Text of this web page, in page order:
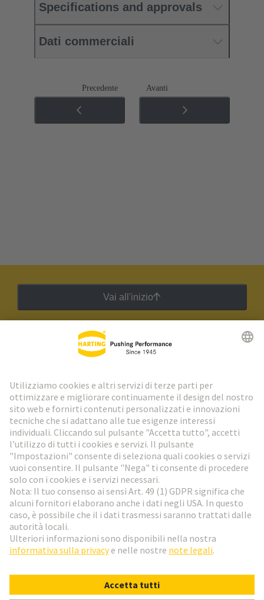
Specifications and approvals
Dati commerciali
Precedente Avanti
Vai all'inizio
Newsletter HARTING
Vai al registrazione
Social Media
Svizzera Italiano
© HARTING Technology Group